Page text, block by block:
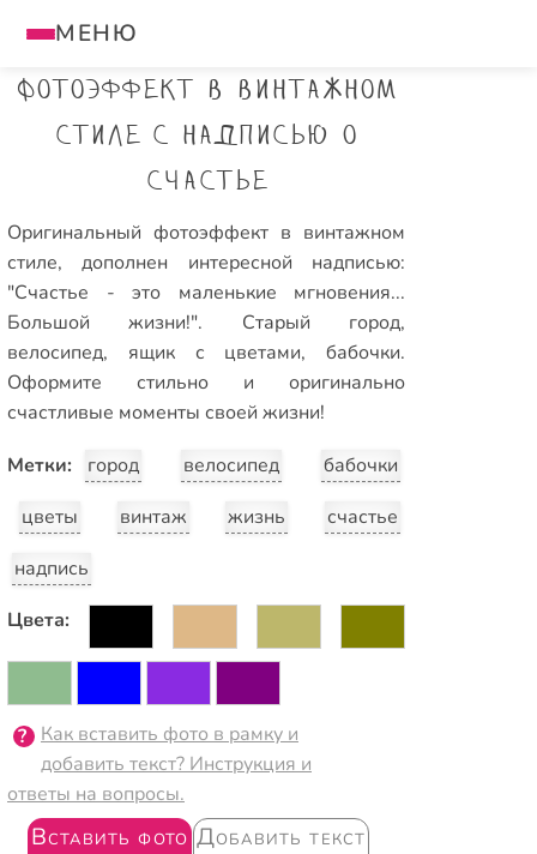
МЕНЮ
Фотоэффект в винтажном
стиле с надписью о
счастье
Оригинальный фотоэффект в винтажном
стиле, дополнен интересной надписью:
"Счастье - это маленькие мгновения...
Большой жизни!". Старый город,
велосипед, ящик с цветами, бабочки.
Оформите стильно и оригинально
счастливые моменты своей жизни!
Метки:
город велосипед
бабочки
цветы
винтаж жизнь
счастье
надпись
Цвета:
Как вставить фото в рамку и
добавить текст? Инструкция и
ответы на вопросы.
Вставить фото Добавить текст